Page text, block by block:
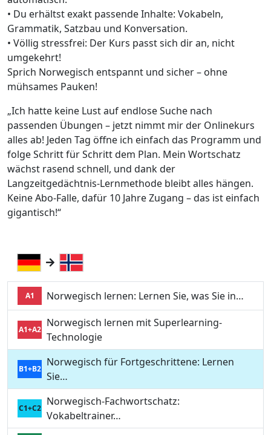
• Du erhältst exakt passende Inhalte: Vokabeln,
Grammatik, Satzbau und Konversation.
• Völlig stressfrei: Der Kurs passt sich dir an, nicht
umgekehrt!
Sprich Norwegisch entspannt und sicher – ohne
mühsames Pauken!
„Ich hatte keine Lust auf endlose Suche nach
passenden Übungen – jetzt nimmt mir der Onlinekurs
alles ab! Jeden Tag öffne ich einfach das Programm und
folge Schritt für Schritt dem Plan. Mein Wortschatz
wächst rasend schnell, und dank der
Langzeitgedächtnis-Lernmethode bleibt alles hängen.
Keine Abo-Falle, dafür 10 Jahre Zugang – das ist einfach
gigantisch!“
A1 Norwegisch lernen: Lernen Sie, was Sie in…
A1+A2
Norwegisch lernen mit Superlearning-
Technologie
B1+B2
Norwegisch für Fortgeschrittene: Lernen
Sie…
C1+C2
Norwegisch-Fachwortschatz:
Vokabeltrainer…